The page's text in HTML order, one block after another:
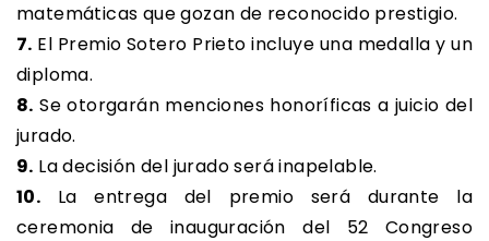
matemáticas que gozan de reconocido prestigio.
7. El Premio Sotero Prieto incluye una medalla y un
diploma.
8. Se otorgarán menciones honoríficas a juicio del
jurado.
9. La decisión del jurado será inapelable.
10. La entrega del premio será durante la
ceremonia de inauguración del 52 Congreso